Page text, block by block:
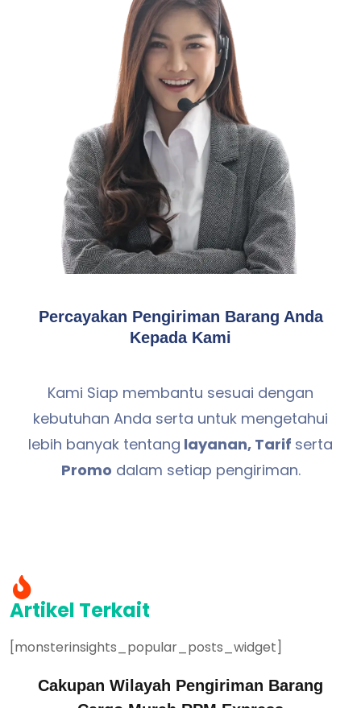
Percayakan Pengiriman Barang Anda
Kepada Kami
Kami Siap membantu sesuai dengan
kebutuhan Anda serta untuk mengetahui
lebih banyak tentang layanan, Tarif serta
Promo dalam setiap pengiriman.
Artikel Terkait
[monsterinsights_popular_posts_widget]
Cakupan Wilayah Pengiriman Barang